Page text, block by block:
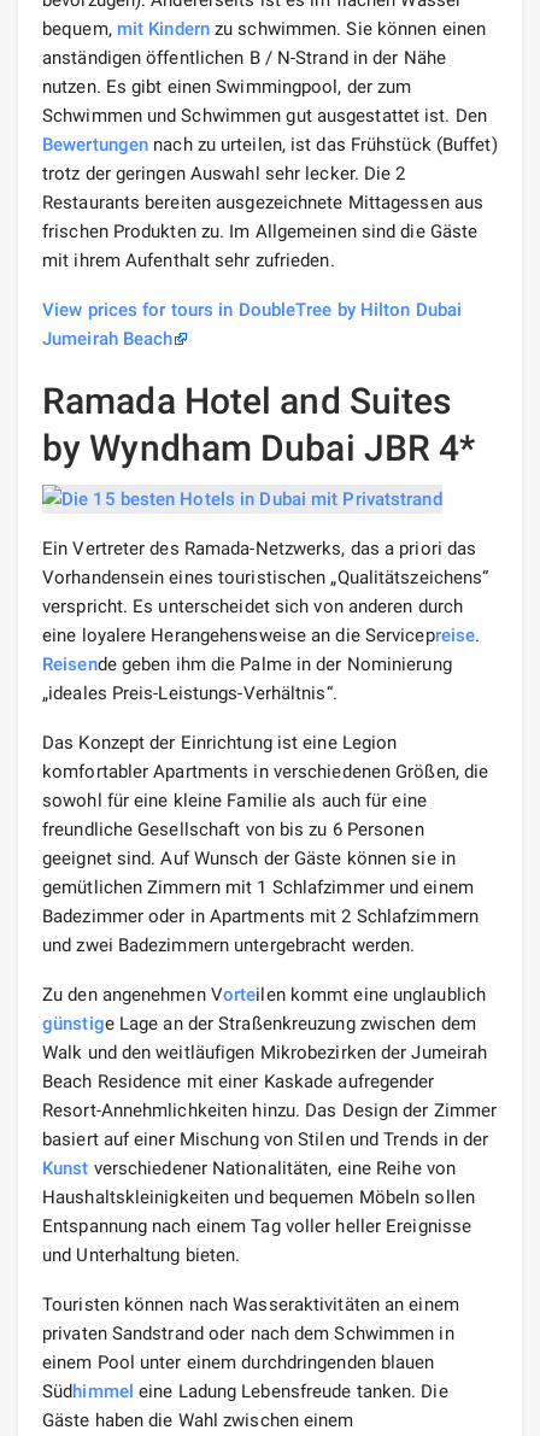
bequem, mit Kindernzu schwimmen. Sie können einen
anständigen öffentlichen B / N-Strand in der Nähe
nutzen. Es gibt einen Swimmingpool, der zum
Schwimmen und Schwimmen gut ausgestattet ist. Den
Bewertungen nach zu urteilen, ist das Frühstück (Buffet)
trotz der geringen Auswahl sehr lecker. Die 2
Restaurants bereiten ausgezeichnete Mittagessen aus
frischen Produkten zu. Im Allgemeinen sind die Gäste
mit ihrem Aufenthalt sehr zufrieden.
View prices for tours in DoubleTree by Hilton Dubai
Jumeirah Beach
Ramada Hotel and Suites
by Wyndham Dubai JBR 4*
Ein Vertreter des Ramada-Netzwerks, das a priori das
Vorhandensein eines touristischen „Qualitätszeichens“
verspricht. Es unterscheidet sich von anderen durch
eine loyalere Herangehensweise an die Servicepreise.
Reisende geben ihm die Palme in der Nominierung
„ideales Preis-Leistungs-Verhältnis“.
Das Konzept der Einrichtung ist eine Legion
komfortabler Apartments in verschiedenen Größen, die
sowohl für eine kleine Familie als auch für eine
freundliche Gesellschaft von bis zu 6 Personen
geeignet sind. Auf Wunsch der Gäste können sie in
gemütlichen Zimmern mit 1 Schlafzimmer und einem
Badezimmer oder in Apartments mit 2 Schlafzimmern
und zwei Badezimmern untergebracht werden.
Zu den angenehmen Vorteilen kommt eine unglaublich
günstige Lage an der Straßenkreuzung zwischen dem
Walk und den weitläufigen Mikrobezirken der Jumeirah
Beach Residence mit einer Kaskade aufregender
Resort-Annehmlichkeiten hinzu. Das Design der Zimmer
basiert auf einer Mischung von Stilen und Trends in der
Kunst verschiedener Nationalitäten, eine Reihe von
Haushaltskleinigkeiten und bequemen Möbeln sollen
Entspannung nach einem Tag voller heller Ereignisse
und Unterhaltung bieten.
Touristen können nach Wasseraktivitäten an einem
privaten Sandstrand oder nach dem Schwimmen in
einem Pool unter einem durchdringenden blauen
Südhimmel eine Ladung Lebensfreude tanken. Die
Gäste haben die Wahl zwischen einem